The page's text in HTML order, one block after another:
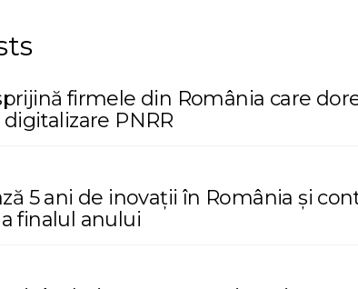
firmele din România care
PNRR
5 ani de inovații în România și
finalul anului